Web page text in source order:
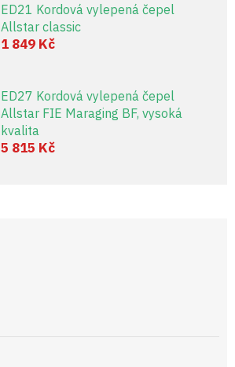
ED21 Kordová vylepená čepel
Allstar classic
1 849 Kč
ED27 Kordová vylepená čepel
Allstar FIE Maraging BF, vysoká
kvalita
5 815 Kč